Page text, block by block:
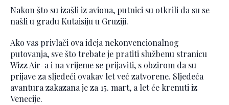
Nakon što su izašli iz aviona, putnici su otkrili da su se
našli u gradu Kutaisiju u Gruziji.
Ako vas privlači ova ideja nekonvencionalnog
putovanja, sve što trebate je pratiti službenu stranicu
Wizz Air-a i na vrijeme se prijaviti, s obzirom da su
prijave za sljedeći ovakav let već zatvorene. Sljedeća
avantura zakazana je za 15. mart, a let će krenuti iz
Venecije.